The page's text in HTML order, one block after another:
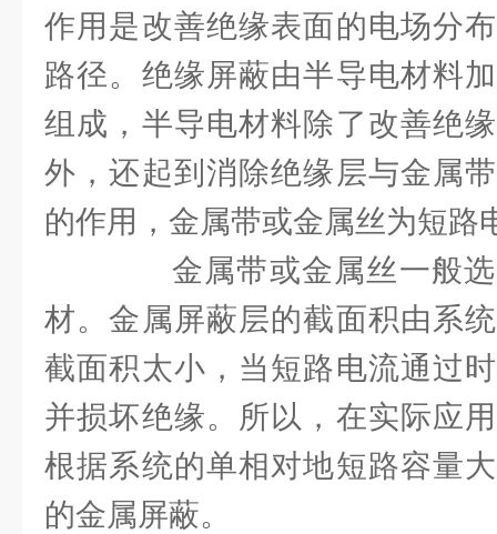
作用是改善绝缘表面的电场分
路径。绝缘屏蔽由半导电材料
组成，半导电材料除了改善绝
外，还起到消除绝缘层与金属
的作用，金属带或金属丝为短路
金属带或金属丝一般选
材。金属屏蔽层的截面积由系
截面积太小，当短路电流通过
并损坏绝缘。所以，在实际应
根据系统的单相对地短路容量
的金属屏蔽。